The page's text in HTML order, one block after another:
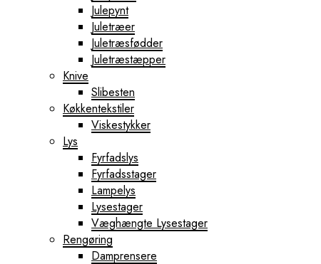
Julepynt
Juletræer
Juletræsfødder
Juletræstæpper
Knive
Slibesten
Køkkentekstiler
Viskestykker
Lys
Fyrfadslys
Fyrfadsstager
Lampelys
Lysestager
Væghængte Lysestager
Rengøring
Damprensere